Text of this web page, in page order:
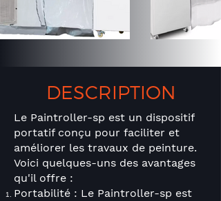
DESCRIPTION
Le Paintroller-sp est un dispositif
portatif conçu pour faciliter et
améliorer les travaux de peinture.
Voici quelques-uns des avantages
qu'il offre :
Portabilité : Le Paintroller-sp est